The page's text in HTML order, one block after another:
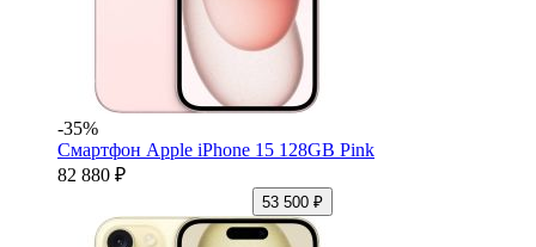
-35%
Смартфон Apple iPhone 15 128GB Pink
82 880 ₽
53 500 ₽